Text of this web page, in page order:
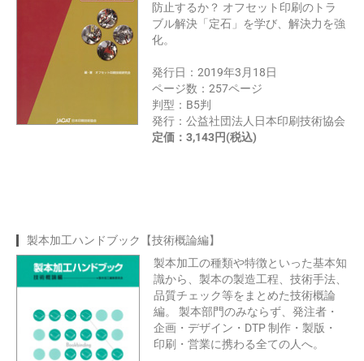
防止するか？ オフセット印刷のトラ
ブル解決「定石」を学び、解決力を強
化。
発行日：2019年3月18日
ページ数：257ページ
判型：B5判
発行：公益社団法人日本印刷技術協会
定価：3,143円(税込)
製本加工ハンドブック【技術概論編】
製本加工の種類や特徴といった基本知
識から、製本の製造工程、技術手法、
品質チェック等をまとめた技術概論
編。 製本部門のみならず、発注者・
企画・デザイン・DTP 制作・製版・
印刷・営業に携わる全ての人へ。